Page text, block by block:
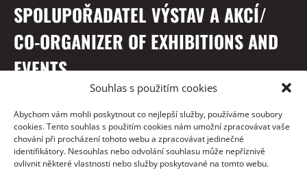
Souhlas s použitím cookies
Abychom vám mohli poskytnout co nejlepší služby, používáme soubory
cookies. Tento souhlas s použitím cookies nám umožní zpracovávat vaše
chování při procházení tohoto webu a zpracovávat jedinečné
identifikátory. Nesouhlas nebo odvolání souhlasu může nepříznivě
ovlivnit některé vlastnosti nebo služby poskytované na tomto webu.
SPOLUPOŘADATEL VÝSTAV A AKCÍ/
CO-ORGANIZER OF EXHIBITIONS AND
EVENTS